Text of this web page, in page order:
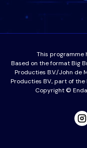
This programme
Based on the format Big
Producties B.V./John de
Producties BV., part of
Copyright ©